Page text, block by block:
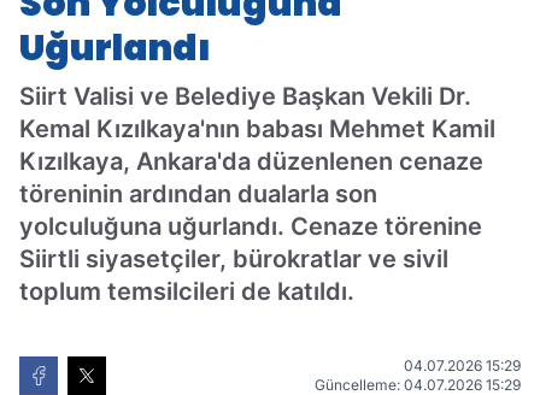
Uğurlandı
Siirt Valisi ve Belediye Başkan Vekili Dr.
Kemal Kızılkaya'nın babası Mehmet Kamil
Kızılkaya, Ankara'da düzenlenen cenaze
töreninin ardından dualarla son
yolculuğuna uğurlandı. Cenaze törenine
Siirtli siyasetçiler, bürokratlar ve sivil
toplum temsilcileri de katıldı.
04.07.2026 15:29
Güncelleme: 04.07.2026 15:29